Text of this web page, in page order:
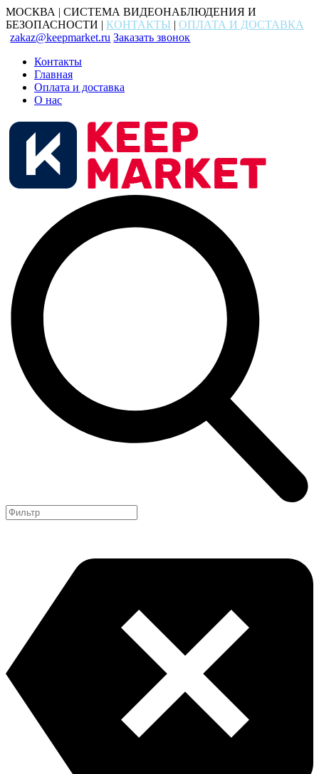
МОСКВА | СИСТЕМА ВИДЕОНАБЛЮДЕНИЯ И
БЕЗОПАСНОСТИ | КОНТАКТЫ | ОПЛАТА И ДОСТАВКА
zakaz@keepmarket.ru Заказать звонок
Контакты
Главная
Оплата и доставка
О нас